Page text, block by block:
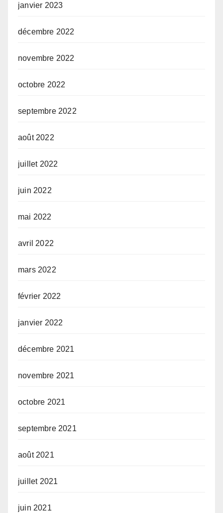
janvier 2023
décembre 2022
novembre 2022
octobre 2022
septembre 2022
août 2022
juillet 2022
juin 2022
mai 2022
avril 2022
mars 2022
février 2022
janvier 2022
décembre 2021
novembre 2021
octobre 2021
septembre 2021
août 2021
juillet 2021
juin 2021